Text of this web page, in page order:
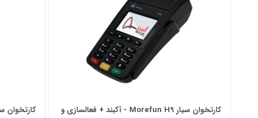
کارتخوان سیار Morefun H9 - آکبند + فعالسازی و